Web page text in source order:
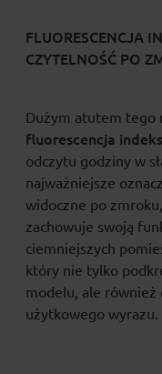
FLUORESCENCJA
CZYTELNOŚĆ PO
Dużym atutem tego
fluorescencja
odczytu godziny w
najważniejsze
widoczne po
zachowuje swoją
ciemniejszych
który nie tylko
modelu, ale
użytkowego wyrazu.